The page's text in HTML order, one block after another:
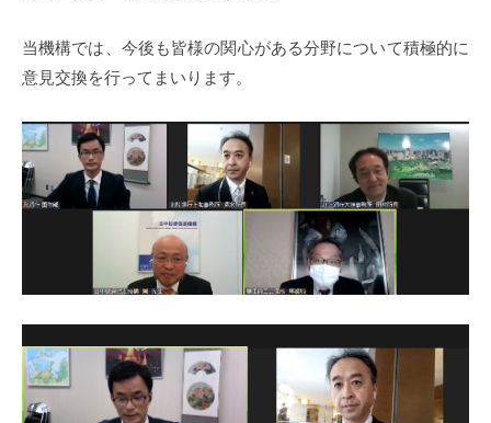
当機構では、今後も皆様の関心がある分野について積極的に
意見交換を行ってまいります。